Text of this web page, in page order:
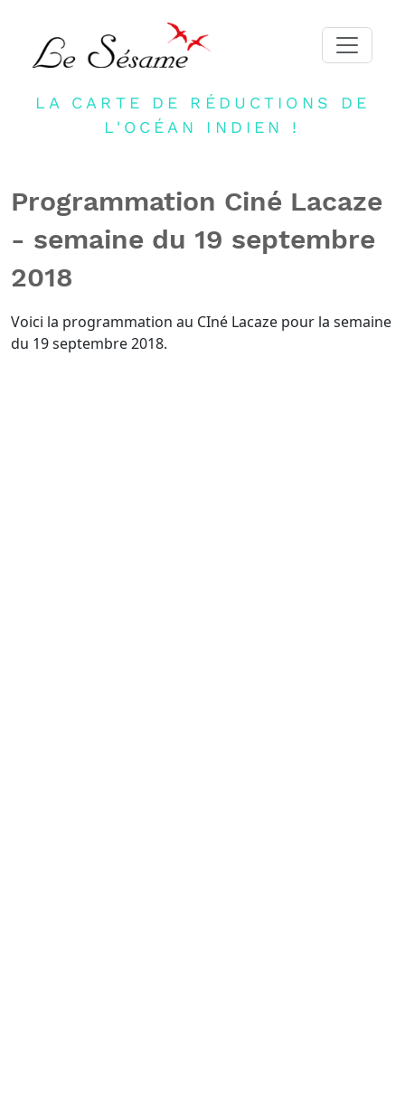
ACCUEIL
BLOG
NEWSLETTER
CONTACT
CONNEXION
LA CARTE DE RÉDUCTIONS DE
L'OCÉAN INDIEN !
Programmation Ciné Lacaze
- semaine du 19 septembre
2018
Voici la programmation au CIné Lacaze pour la semaine
du 19 septembre 2018.